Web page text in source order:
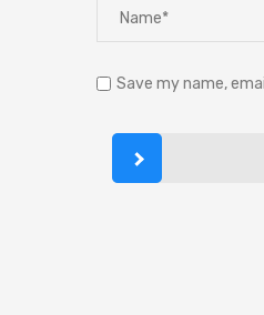
Save my name,